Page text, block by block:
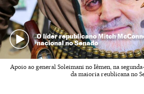
O líder republicano Mitch
nacional no Senado
Apoio ao general Soleimani no Iêmen, na
da maioria reublicana no